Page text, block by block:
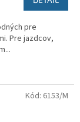
M
pre
Pre jazdcov,
Kód: 6153/M